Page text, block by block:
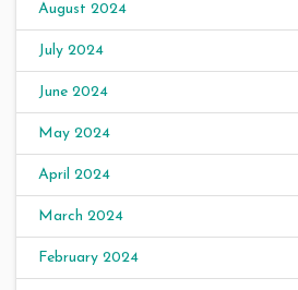
August 2024
July 2024
June 2024
May 2024
April 2024
March 2024
February 2024